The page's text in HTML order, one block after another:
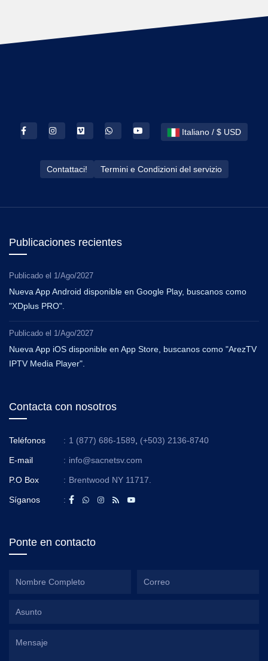
Italiano / $ USD
Contattaci! Termini e Condizioni del servizio
Publicaciones recientes
Publicado el 1/Ago/2027
Nueva App Android disponible en Google Play, buscanos como
"XDplus PRO".
Publicado el 1/Ago/2027
Nueva App iOS disponible en App Store, buscanos como "ArezTV
IPTV Media Player".
Contacta con nosotros
Teléfonos : 1 (877) 686-1589 (+503) 2136-8740
E-mail : info@sacnetsv.com
P.O Box : Brentwood NY 11717.
Síganos :
Ponte en contacto